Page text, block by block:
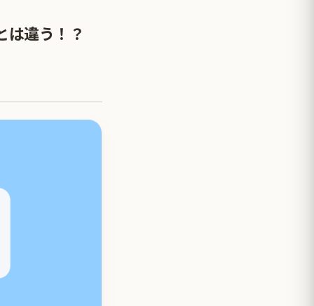
は違う！？